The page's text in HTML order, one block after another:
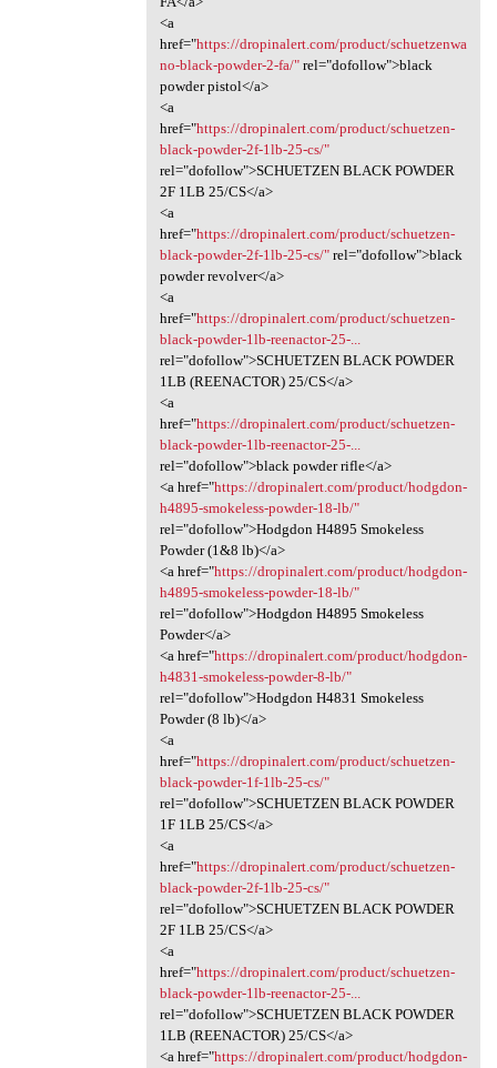
<a
href="https://dropinalert.com/product/schuetzenwa
no-black-powder-2-fa/"rel="dofollow">black
powder pistol</a>
<a
href="https://dropinalert.com/product/schuetzen-
black-powder-2f-1lb-25-cs/"
rel="dofollow">SCHUETZEN BLACK POWDER
2F 1LB 25/CS</a>
<a
href="https://dropinalert.com/product/schuetzen-
black-powder-2f-1lb-25-cs/"rel="dofollow">black
powder revolver</a>
<a
href="https://dropinalert.com/product/schuetzen-
black-powder-1lb-reenactor-25-...
rel="dofollow">SCHUETZEN BLACK POWDER
1LB (REENACTOR) 25/CS</a>
<a
href="https://dropinalert.com/product/schuetzen-
black-powder-1lb-reenactor-25-...
rel="dofollow">black powder rifle</a>
<a href="https://dropinalert.com/product/hodgdon-
h4895-smokeless-powder-18-lb/"
rel="dofollow">Hodgdon H4895 Smokeless
Powder (1&8 lb)</a>
<a href="https://dropinalert.com/product/hodgdon-
h4895-smokeless-powder-18-lb/"
rel="dofollow">Hodgdon H4895 Smokeless
Powder</a>
<a href="https://dropinalert.com/product/hodgdon-
h4831-smokeless-powder-8-lb/"
rel="dofollow">Hodgdon H4831 Smokeless
Powder (8 lb)</a>
<a
href="https://dropinalert.com/product/schuetzen-
black-powder-1f-1lb-25-cs/"
rel="dofollow">SCHUETZEN BLACK POWDER
1F 1LB 25/CS</a>
<a
href="https://dropinalert.com/product/schuetzen-
black-powder-2f-1lb-25-cs/"
rel="dofollow">SCHUETZEN BLACK POWDER
2F 1LB 25/CS</a>
<a
href="https://dropinalert.com/product/schuetzen-
black-powder-1lb-reenactor-25-...
rel="dofollow">SCHUETZEN BLACK POWDER
1LB (REENACTOR) 25/CS</a>
<a href="https://dropinalert.com/product/hodgdon-